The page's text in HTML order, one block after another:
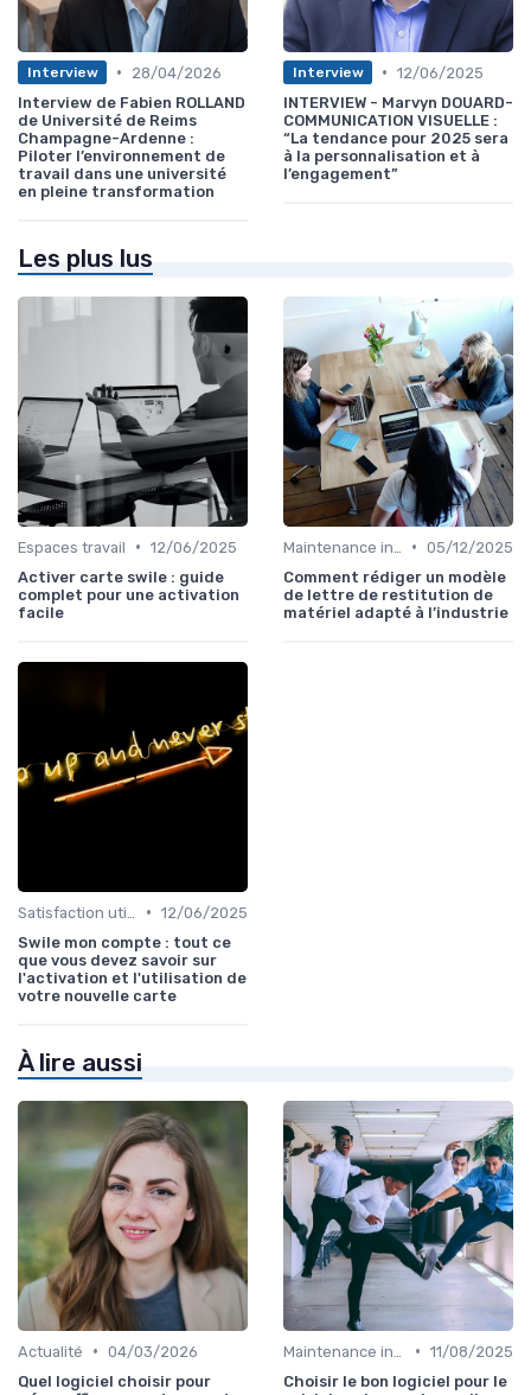
Interview •
28/04/2026
Interview de Fabien ROLLAND
de Université de Reims
Champagne-Ardenne :
Piloter l’environnement de
travail dans une université
en pleine transformation
Interview • 12/06/2025
INTERVIEW - Marvyn DOUARD-
COMMUNICATION VISUELLE :
“La tendance pour 2025 sera
à la personnalisation et à
l’engagement”
Les plus lus
Espaces travail • 12/06/2025
Activer carte swile : guide
complet pour une activation
facile
• 05/12/2025
Comment rédiger un modèle
de lettre de restitution de
matériel adapté à l’industrie
• 12/06/2025
Swile mon compte : tout ce
que vous devez savoir sur
l'activation et l'utilisation de
votre nouvelle carte
À lire aussi
Actualité • 04/03/2026
Quel logiciel choisir pour
• 11/08/2025
Choisir le bon logiciel pour le